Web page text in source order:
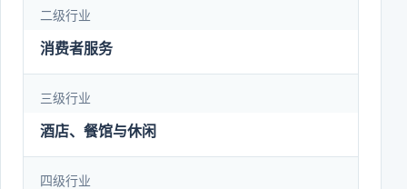
“观涧”“棠梨褐”“君亭尚品”“景澜酒店”“景澜度假”“景澜
青棠”等品牌。
二级行业
消费者服务
三级行业
酒店、餐馆与休闲
四级行业